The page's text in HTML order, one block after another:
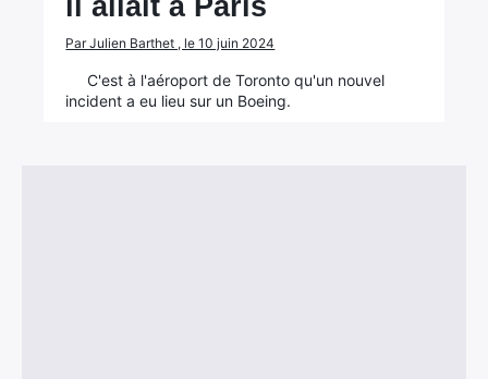
il allait à Paris
Par Julien Barthet , le 10 juin 2024
C'est à l'aéroport de Toronto qu'un nouvel
incident a eu lieu sur un Boeing.